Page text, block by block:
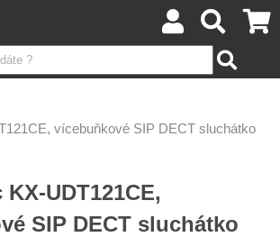
vícebuňkové SIP DECT sluchátko
UDT121CE,
SIP DECT sluchátko